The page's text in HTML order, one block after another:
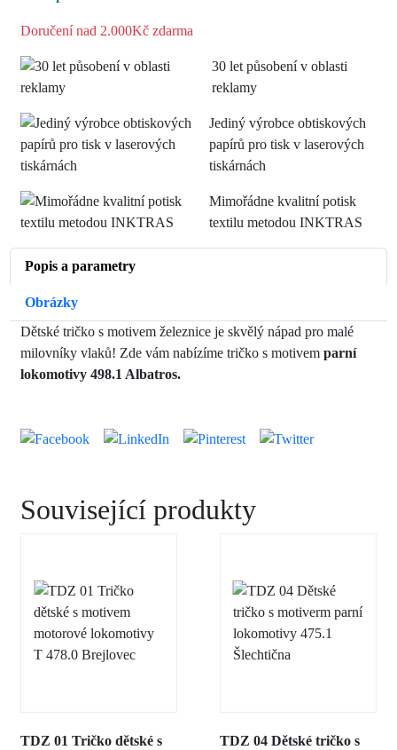
Doručení nad 2.000Kč zdarma
30 let působení v oblasti
reklamy
Jediný výrobce obtiskových
papírů pro tisk v laserových
tiskárnách
Mimořádne kvalitní potisk
textilu metodou INKTRAS
Popis a parametry
Obrázky
Dětské tričko s motivem železnice je skvělý nápad pro malé
milovníky vlaků! Zde vám nabízíme tričko s motivemparní
lokomotivy 498.1 Albatros.
Související produkty
TDZ 01 Tričko dětské s
TDZ 04 Dětské tričko s